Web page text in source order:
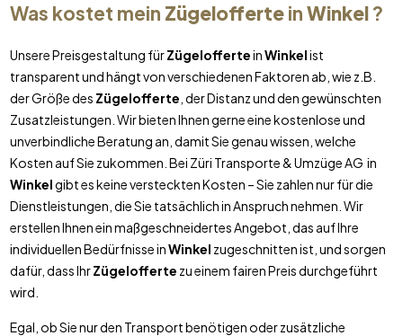
Was kostet mein ZügelofferteinWinkel?
Unsere Preisgestaltung fürZügelofferteinWinkelist
transparent und hängt von verschiedenen Faktoren ab, wie z.B.
der Größe des Zügelofferte , der Distanz und den gewünschten
Zusatzleistungen. Wir bieten Ihnen gerne eine kostenlose und
unverbindliche Beratung an, damit Sie genau wissen, welche
Kosten auf Sie zukommen. Bei Züri Transporte & Umzüge AG in
Winkelgibt es keine versteckten Kosten – Sie zahlen nur für die
Dienstleistungen, die Sie tatsächlich in Anspruch nehmen. Wir
erstellen Ihnen ein maßgeschneidertes Angebot, das auf Ihre
individuellen Bedürfnisse inWinkel zugeschnitten ist, und sorgen
dafür, dass IhrZügelofferte zu einem fairen Preis durchgeführt
wird.
Egal, ob Sie nur den Transport benötigen oder zusätzliche